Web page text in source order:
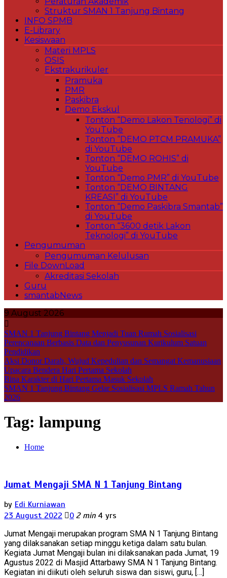
Struktur SMAN 1 Tanjung Bintang
INFO SPMB
E-Library
Kesiswaan
Materi MPLS
OSIS
Ekstrakurikuler
Pramuka
PMR
Paskibra
Demo Ekskul
Tonton “Demo Lakon Tenologi” di
YouTube
Tonton “DEMO PTCM PRAMUKA”
di YouTube
Tonton “DEMO ROHIS” di
YouTube
Tonton “Demo PMR” di YouTube
Tonton “DEMO BINTANG
KREASI” di YouTube
Tonton “Demo Paskibra Smantab”
di YouTube
Tonton “3600 detik Lakon
Teknologi” di YouTube
Pengumuman
Pengumuman Kelulusan
File DownLoad
Akreditasi Sekolah
Guru
smantabNews
9 August 2026
SMAN 1 Tanjung Bintang Menjadi Tuan Rumah Sosialisasi
Perencanaan Berbasis Data dan Penyusunan Kurikulum Satuan
Pendidikan
Aksi Donor Darah, Wujud Kepedulian dan Semangat Kemanusiaan
Upacara Bendera Hari Pertama Sekolah
Bina Karakter di Hari Pertama Masuk Sekolah
SMAN 1 Tanjung Bintang Gelar Sosialisasi MPLS Ramah Tahun
2026
Tag: lampung
Home
Jumat Mengaji SMA N 1 Tanjung Bintang
by Edi Kurniawan
23 August 2022
0 2 min 4 yrs
Jumat Mengaji merupakan program SMA N 1 Tanjung Bintang
yang dilaksanakan setiap minggu ketiga dalam satu bulan.
Kegiata Jumat Mengaji bulan ini dilaksanakan pada Jumat, 19
Agustus 2022 di Masjid Attarbawy SMA N 1 Tanjung Bintang.
Kegiatan ini diikuti oleh seluruh siswa dan siswi, guru, […]